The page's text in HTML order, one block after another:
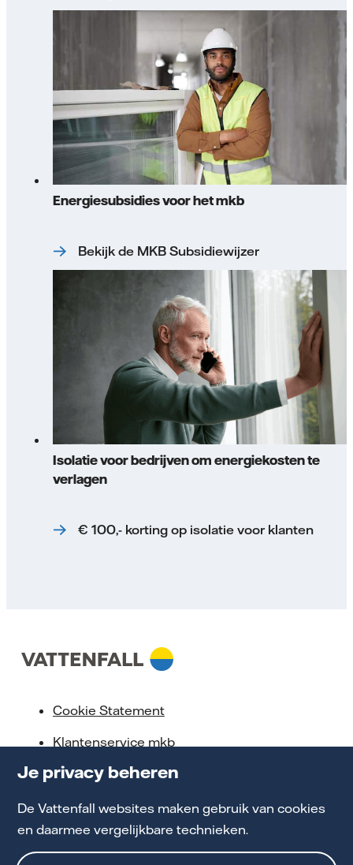
Je privacy beheren
De Vattenfall websites maken gebruik van cookies
en daarmee vergelijkbare technieken.
Energiesubsidies voor het mkb
Bekijk de MKB Subsidiewijzer
Isolatie voor bedrijven om energiekosten te
verlagen
€ 100,- korting op isolatie voor klanten
Cookie Statement
Klantenservice mkb
Privacy en Voorwaarden
Toegankelijkheid
Werken bij Vattenfall